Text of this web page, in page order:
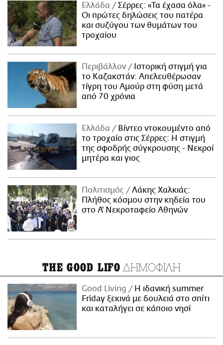
Ελλάδα
Σέρρες: «Τα έχασα όλα» -
Οι πρώτες δηλώσεις του πατέρα
και συζύγου των θυμάτων του
τροχαίου
Περιβάλλον
Ιστορική στιγμή για
το Καζακστάν: Απελευθέρωσαν
τίγρη του Αμούρ στη φύση μετά
από 70 χρόνια
Ελλάδα
Βίντεο ντοκουμέντο από
το τροχαίο στις Σέρρες: Η στιγμή
της σφοδρής σύγκρουσης - Νεκροί
μητέρα και γιος
Πολιτισμός
Λάκης Χαλκιάς:
Πλήθος κόσμου στην κηδεία του
στο Α' Νεκροταφείο Αθηνών
THE GOOD LIFO ΔΗΜΟΦΙΛΗ
Good Living
Η ιδανική summer
Friday ξεκινά με δουλειά στο σπίτι
και καταλήγει σε κάποιο νησί